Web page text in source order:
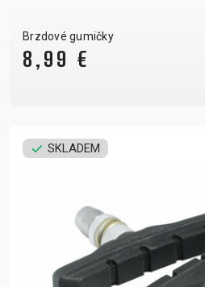
Brzdové gumičky
8,99 €
SKLADEM